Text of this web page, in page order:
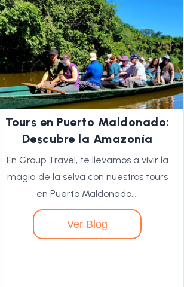
Tours en Puerto Maldonado:
Descubre la Amazonía
En Group Travel, te llevamos a vivir la
magia de la selva con nuestros tours
en Puerto Maldonado.…
Ver Blog